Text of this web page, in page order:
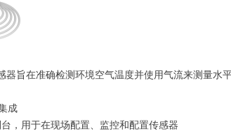
器旨在准确检测环境空气温度并使用气流来测量水
成
，用于在现场配置、监控和配置传感器